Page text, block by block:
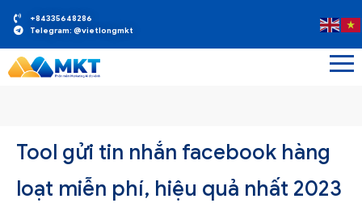
+84335648286
Telegram: @vietlongmkt
Tool gửi tin nhắn facebook hàng
loạt miễn phí, hiệu quả nhất 2023